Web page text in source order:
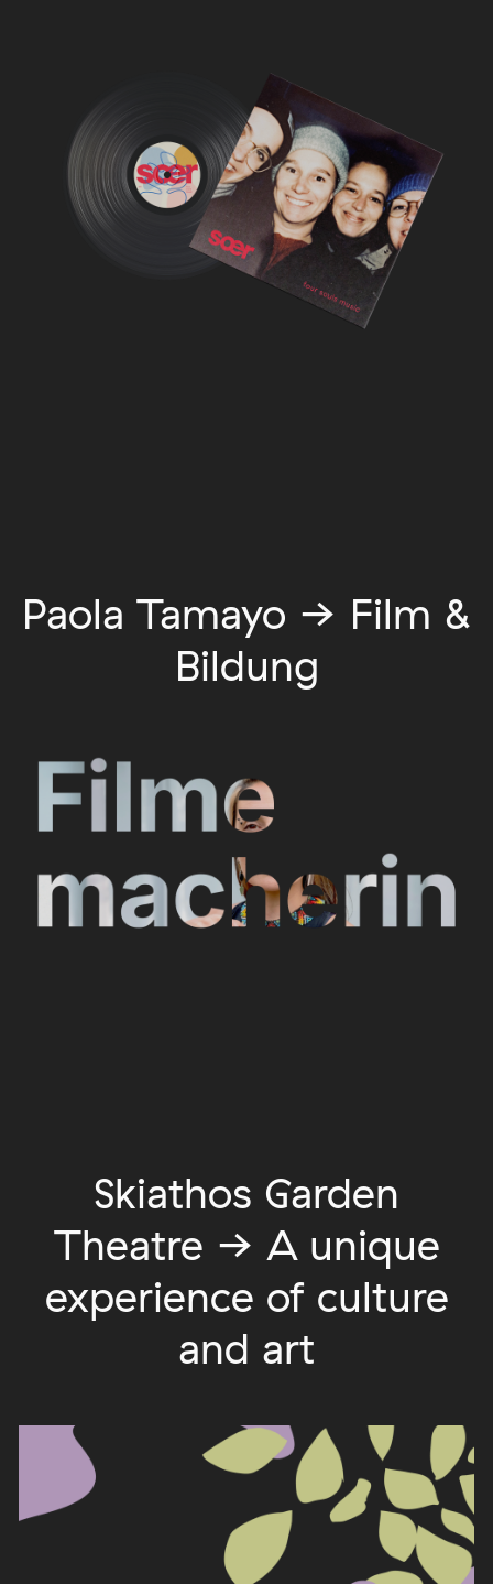
Paola Tamayo → Film &
Bildung
Skiathos Garden
Theatre → A unique
experience of culture
and art